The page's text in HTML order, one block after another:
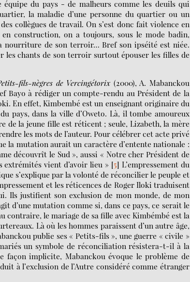
du pays - de malheurs comme les deuils qui
la maladie d’une personne du quartier ou un
collègues de travail. On s’est donc fait violence en
en construction, on a toujours, sous le mode badin,
nourriture de son terroir… Bref son ipséité est niée.
les chants de son terroir surtout épouser les filles de
fils-nègres de Vercingétorix (2000), A. Mabanckou
Bayo à rédiger un compte-rendu au Président de la
En effet, Kimbembé est un enseignant originaire du
pays, dans la ville d’Oweto. Là, il tombe amoureux
de la jeune fille est réticent ; seule, Lizabeth, la mère
les mots de l’auteur. Pour célébrer cet acte privé
la mutation aurait un caractère d’entente nationale :
découvrît le Sud », aussi « Notre cher Président de
extrémités vient d’avoir lieu » [5] L’empressement du
s’explique par la volonté de réconcilier le peuple et
et les réticences de Roger Iloki traduisent
Ils justifient son exclusion de mon monde, de mon
d’une mutation comme si, dans ce pays, ce serait le
contraire, le mariage de sa fille avec Kimbémbé est la
Là où les hommes paraissent d’un autre âge,
publie ses « Petits-fils », une guerre « civile »
un symbole de réconciliation résistera-t-il à la
façon implicite, Mabanckou évoque le problème de
à l’exclusion de l’Autre considéré comme étranger